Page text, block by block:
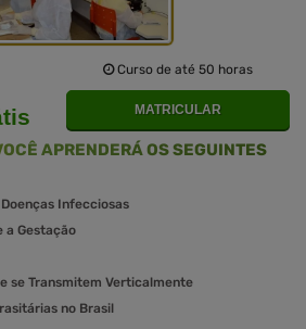
Curso de até 50 horas
MATRICULAR
APRENDERÁ OS SEGUINTES
Infecciosas
a Gestação
se Transmitem Verticalmente
no Brasil